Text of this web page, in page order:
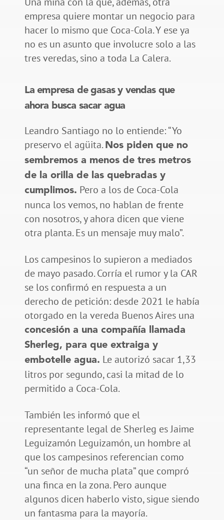
empresa quiere montar un negocio para
hacer lo mismo que Coca-Cola. Y ese ya
no es un asunto que involucre solo a las
tres veredas, sino a toda La Calera.
La empresa de gasas y vendas que
ahora busca sacar agua
Leandro Santiago no lo entiende: “Yo
preservo el agüita. Nos piden que no
sembremos a menos de tres metros
de la orilla de las quebradas y
cumplimos. Pero a los de Coca-Cola
nunca los vemos, no hablan de frente
con nosotros, y ahora dicen que viene
otra planta. Es un mensaje muy malo”.
Los campesinos lo supieron a mediados
de mayo pasado. Corría el rumor y la CAR
se los confirmó en respuesta a un
derecho de petición: desde 2021 le había
otorgado en la vereda Buenos Aires una
concesión a una compañía llamada
Sherleg, para que extraiga y
embotelle agua. Le autorizó sacar 1,33
litros por segundo, casi la mitad de lo
permitido a Coca-Cola.
También les informó que el
representante legal de Sherleg es Jaime
Leguizamón Leguizamón, un hombre al
que los campesinos referencian como
“un señor de mucha plata” que compró
una finca en la zona. Pero aunque
algunos dicen haberlo visto, sigue siendo
un fantasma para la mayoría.